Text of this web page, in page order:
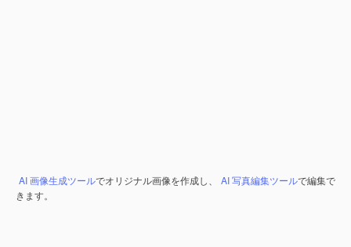
AI 画像生成ツールでオリジナル画像を作成し、 AI 写真編集ツールで編集で
きます。